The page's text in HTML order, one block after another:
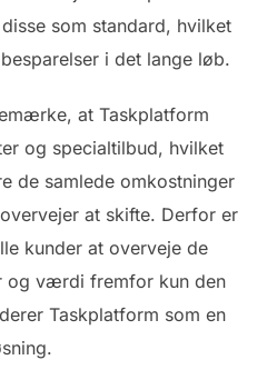
som standard, hvilket
i det lange løb.
at Taskplatform
og specialtilbud, hvilket
de samlede omkostninger
at skifte. Derfor er
kunder at overveje de
og værdi fremfor kun den
Taskplatform som en